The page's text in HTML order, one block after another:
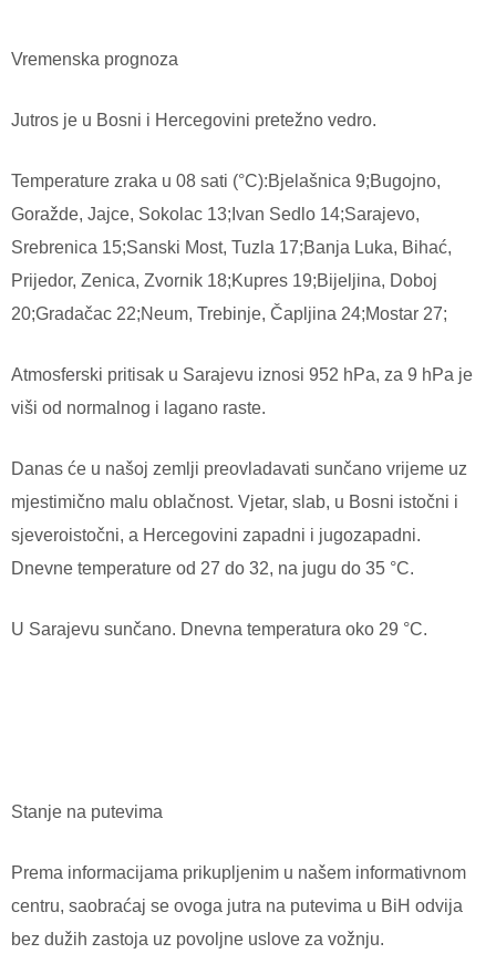
Vremenska prognoza
Jutros je u Bosni i Hercegovini pretežno vedro.
Temperature zraka u 08 sati (°C):Bjelašnica 9;Bugojno,
Goražde, Jajce, Sokolac 13;Ivan Sedlo 14;Sarajevo,
Srebrenica 15;Sanski Most, Tuzla 17;Banja Luka, Bihać,
Prijedor, Zenica, Zvornik 18;Kupres 19;Bijeljina, Doboj
20;Gradačac 22;Neum, Trebinje, Čapljina 24;Mostar 27;
Atmosferski pritisak u Sarajevu iznosi 952 hPa, za 9 hPa je
viši od normalnog i lagano raste.
Danas će u našoj zemlji preovladavati sunčano vrijeme uz
mjestimično malu oblačnost. Vjetar, slab, u Bosni istočni i
sjeveroistočni, a Hercegovini zapadni i jugozapadni.
Dnevne temperature od 27 do 32, na jugu do 35 °C.
U Sarajevu sunčano. Dnevna temperatura oko 29 °C.
Stanje na putevima
Prema informacijama prikupljenim u našem informativnom
centru, saobraćaj se ovoga jutra na putevima u BiH odvija
bez dužih zastoja uz povoljne uslove za vožnju.